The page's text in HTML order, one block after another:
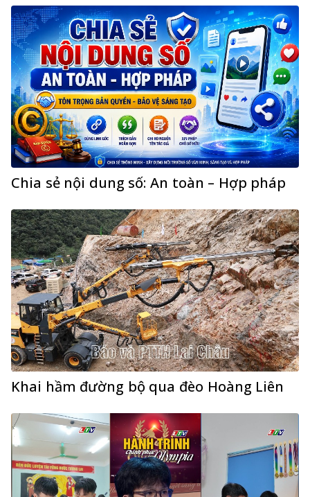
Chia sẻ nội dung số: An toàn – Hợp pháp
Khai hầm đường bộ qua đèo Hoàng Liên